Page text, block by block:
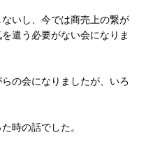
いし、今では商売上の繋が
遣う必要がない会になりま
の会になりましたが、いろ
時の話でした。